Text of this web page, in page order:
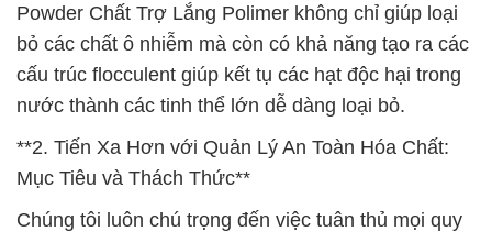
Powder Chất Trợ Lắng Polimer không chỉ giúp loại
bỏ các chất ô nhiễm mà còn có khả năng tạo ra các
cấu trúc flocculent giúp kết tụ các hạt độc hại trong
nước thành các tinh thể lớn dễ dàng loại bỏ.
**2. Tiến Xa Hơn với Quản Lý An Toàn Hóa Chất:
Mục Tiêu và Thách Thức**
Chúng tôi luôn chú trọng đến việc tuân thủ mọi quy